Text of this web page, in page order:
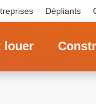
Dépliants
louer